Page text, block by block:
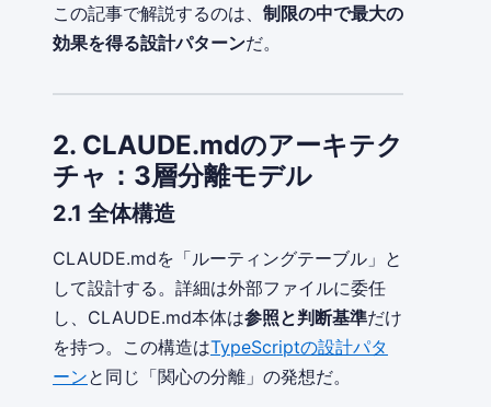
この記事で解説するのは、 制限の中で最大の
効果を得る設計パターンだ。
2. CLAUDE.mdのアーキテク
チャ：3層分離モデル
2.1 全体構造
CLAUDE.mdを「ルーティングテーブル」と
して設計する。詳細は外部ファイルに委任
し、CLAUDE.md本体は参照と判断基準だけ
を持つ。この構造はTypeScriptの設計パタ
ーンと同じ「関心の分離」の発想だ。